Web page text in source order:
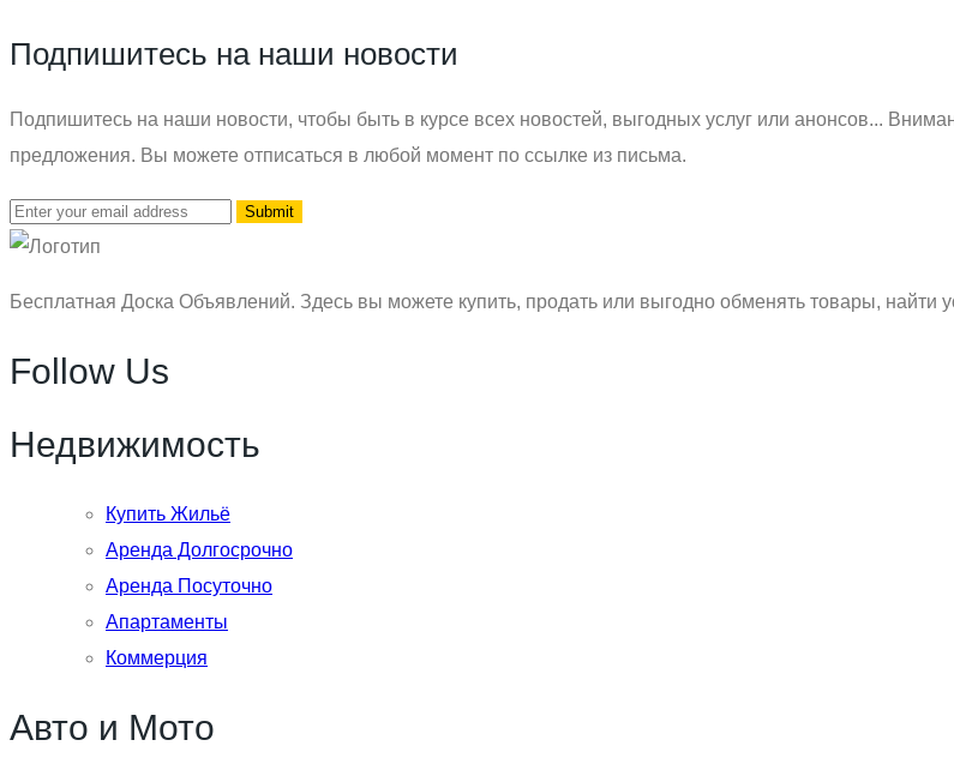
Подпишитесь на наши новости
Подпишитесь на наши новости, чтобы быть в курсе всех новостей, выгодных услуг или анонсов...
предложения. Вы можете отписаться в любой момент по ссылке из письма.
Бесплатная Доска Объявлений. Здесь вы можете купить, продать или выгодно обменять товары, найти
Follow Us
Недвижимость
Купить Жильё
Аренда Долгосрочно
Аренда Посуточно
Апартаменты
Коммерция
Авто и Мото